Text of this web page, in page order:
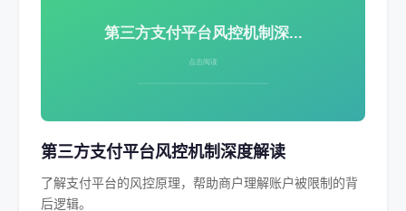
第三方支付平台风控机制深度解读
了解支付平台的风控原理，帮助商户理解账户被限制的背
后逻辑。